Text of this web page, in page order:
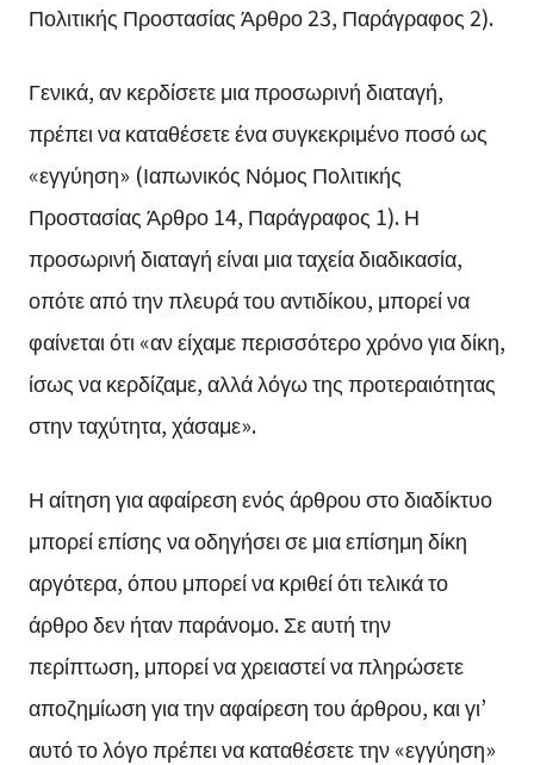
Πολιτικής Προστασίας Άρθρο 23, Παράγραφος 2).
Γενικά, αν κερδίσετε μια προσωρινή διαταγή,
πρέπει να καταθέσετε ένα συγκεκριμένο ποσό ως
«εγγύηση» (Ιαπωνικός Νόμος Πολιτικής
Προστασίας Άρθρο 14, Παράγραφος 1). Η
προσωρινή διαταγή είναι μια ταχεία διαδικασία,
οπότε από την πλευρά του αντιδίκου, μπορεί να
φαίνεται ότι «αν είχαμε περισσότερο χρόνο για δίκη,
ίσως να κερδίζαμε, αλλά λόγω της προτεραιότητας
στην ταχύτητα, χάσαμε».
Η αίτηση για αφαίρεση ενός άρθρου στο διαδίκτυο
μπορεί επίσης να οδηγήσει σε μια επίσημη δίκη
αργότερα, όπου μπορεί να κριθεί ότι τελικά το
άρθρο δεν ήταν παράνομο. Σε αυτή την
περίπτωση, μπορεί να χρειαστεί να πληρώσετε
αποζημίωση για την αφαίρεση του άρθρου, και γι’
αυτό το λόγο πρέπει να καταθέσετε την «εγγύηση»